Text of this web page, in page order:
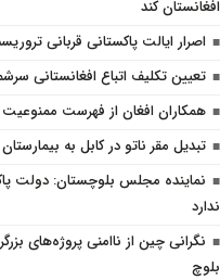
افغانستان کند
اصرار ایالت پاکستانی قربانی
تعیین تکلیف اتباع افغانستانی
همکاران افغان از فهرست
تبدیل مقر ناتو در کابل به بیمارستان ۴۰۰ تختخوابی سردار داوود خان
نماینده مجلس بلوچستان: دولت
ندارد
بلوچ